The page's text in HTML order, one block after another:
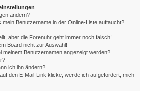
ändern?
Benutzername in der Online-Liste auftaucht?
aber die Forenuhr geht immer noch falsch!
Board nicht zur Auswahl!
meinem Benutzernamen angezeigt werden?
ich ihn ändern?
den E-Mail-Link klicke, werde ich aufgefordert, mich